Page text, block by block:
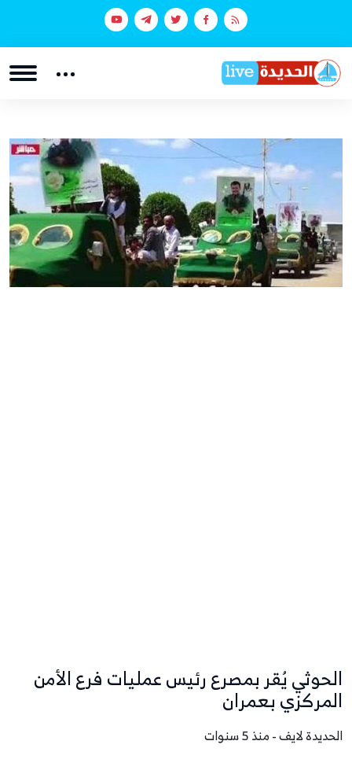
الحوثي يُقر بمصرع رئيس عمليات فرع الأمن
المركزي بعمران
الحديدة لايف - منذ 5 سنوات